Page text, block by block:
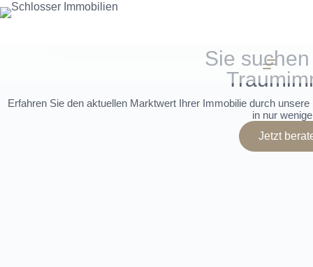
Sie
Erfahren Sie den aktuellen Marktwert Ihrer Immobilie durch
in nur
Jetzt